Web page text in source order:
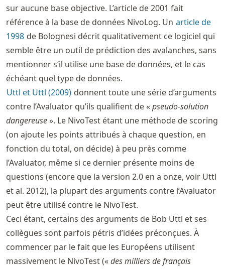
sur aucune base objective. L’article de 2001 fait
référence à la base de données NivoLog. Un article de
1998 de Bolognesi décrit qualitativement ce logiciel qui
semble être un outil de prédiction des avalanches, sans
mentionner s’il utilise une base de données, et le cas
échéant quel type de données.
Uttl et Uttl (2009) donnent toute une série d’arguments
contre l’Avaluator qu’ils qualifient de «pseudo-solution
dangereuse». Le NivoTest étant une méthode de scoring
(on ajoute les points attribués à chaque question, en
fonction du total, on décide) à peu près comme
l’Avaluator, même si ce dernier présente moins de
questions (encore que la version 2.0 en a onze, voir Uttl
et al. 2012), la plupart des arguments contre l’Avaluator
peut être utilisé contre le NivoTest.
Ceci étant, certains des arguments de Bob Uttl et ses
collègues sont parfois pétris d’idées préconçues. À
commencer par le fait que les Européens utilisent
massivement le NivoTest («des milliers de français